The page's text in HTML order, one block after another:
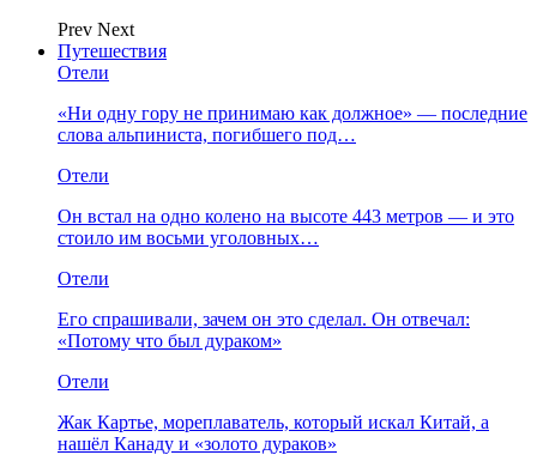
Prev Next
Путешествия
Отели
«Ни одну гору не принимаю как должное» — последние
слова альпиниста, погибшего под…
Отели
Он встал на одно колено на высоте 443 метров — и это
стоило им восьми уголовных…
Отели
Его спрашивали, зачем он это сделал. Он отвечал:
«Потому что был дураком»
Отели
Жак Картье, мореплаватель, который искал Китай, а
нашёл Канаду и «золото дураков»